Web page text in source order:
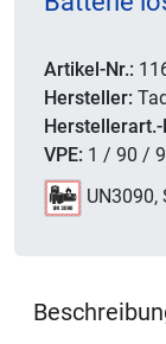
Artikel-Nr.:
Hersteller:
Herstellerart.-
VPE: 1 / 90 /
UN3090,